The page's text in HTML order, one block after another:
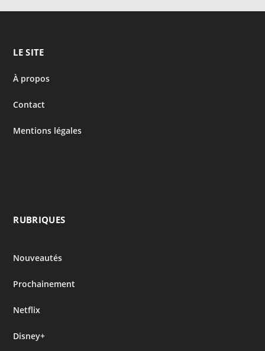
LE SITE
À propos
Contact
Mentions légales
RUBRIQUES
Nouveautés
Prochainement
Netflix
Disney+